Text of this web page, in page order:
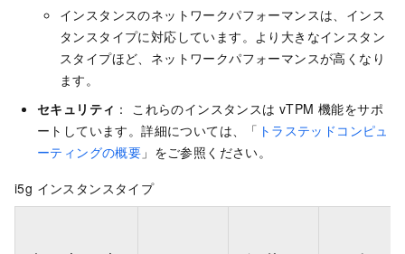
インスタンスのネットワークパフォーマンスは、インス
タンスタイプに対応しています。より大きなインスタン
スタイプほど、ネットワークパフォーマンスが高くなり
ます。
セキュリティ ： これらのインスタンスは vTPM 機能をサポ
ートしています。詳細については、「 トラステッドコンピュ
ーティングの概要 」をご参照ください。
i5g インスタンスタイプ